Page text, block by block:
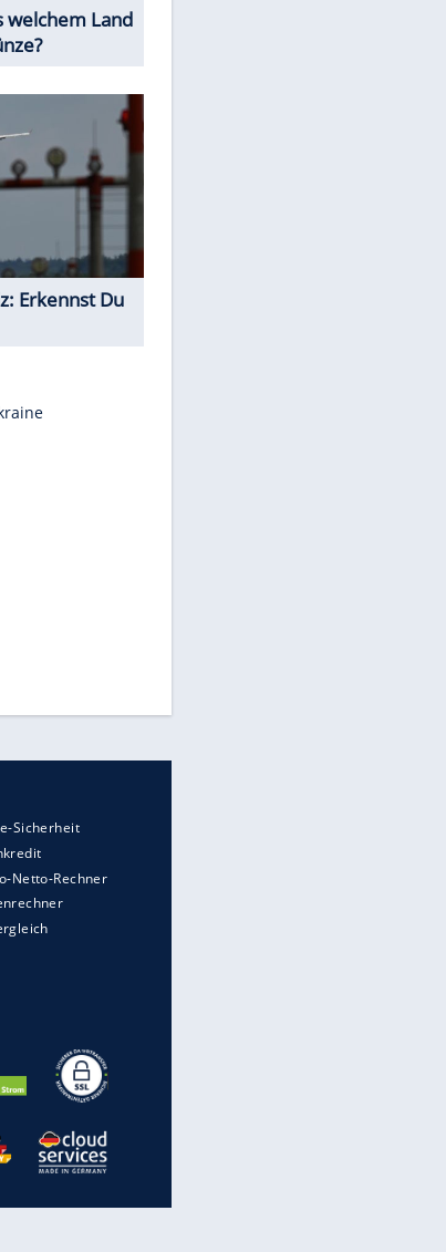
Teste Dein Allgemeinwissen!
Krieg in der Ukraine